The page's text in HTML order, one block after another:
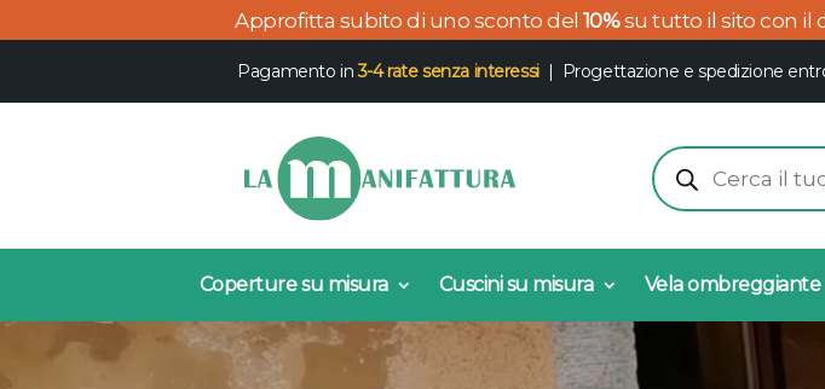
Approfitta subito di uno sconto del 10%su tutto il sito con il
Pagamento in3-4 rate senza interessi| Progettazione e spedizione
Products
search
Coperture su misura Cuscini su misura Vela ombreggiante